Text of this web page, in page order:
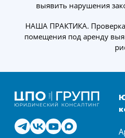
выявить нарушения
НАША ПРАКТИКА. Проверка
помещения под аренду